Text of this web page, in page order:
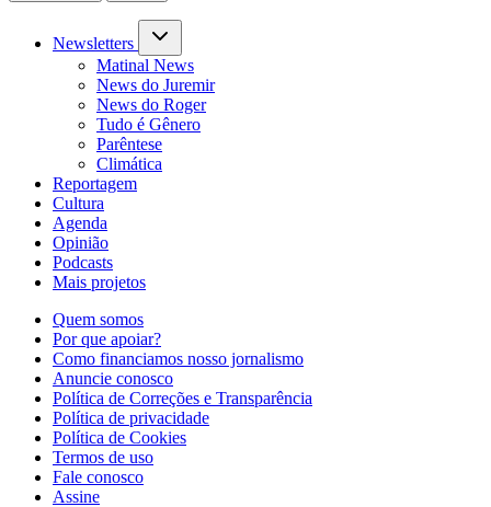
Newsletters
Matinal News
News do Juremir
News do Roger
Tudo é Gênero
Parêntese
Climática
Reportagem
Cultura
Agenda
Opinião
Podcasts
Mais projetos
Quem somos
Por que apoiar?
Como financiamos nosso jornalismo
Anuncie conosco
Política de Correções e Transparência
Política de privacidade
Política de Cookies
Termos de uso
Fale conosco
Assine